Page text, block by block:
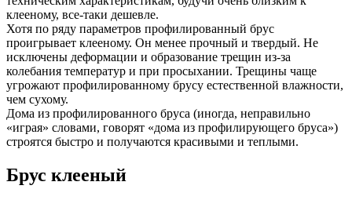
клееному, все-таки дешевле.
Хотя по ряду параметров профилированный брус
проигрывает клееному. Он менее прочный и твердый. Не
исключены деформации и образование трещин из-за
колебания температур и при просыхании. Трещины чаще
угрожают профилированному брусу естественной влажности,
чем сухому.
Дома из профилированного бруса (иногда, неправильно
«играя» словами, говорят «дома из профилирующего бруса»)
строятся быстро и получаются красивыми и теплыми.
Брус клееный